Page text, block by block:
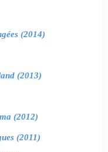
(2014)
(2013)
(2012)
(2011)